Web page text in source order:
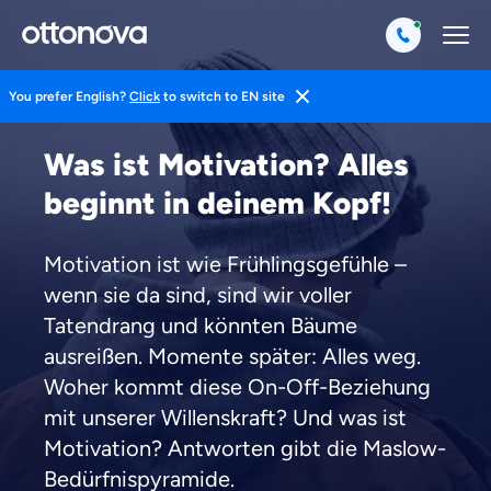
You prefer English? Click to switch to EN site
Gesund Leben
Was ist Motivation? Alles
beginnt in deinem Kopf!
Motivation ist wie Frühlingsgefühle –
wenn sie da sind, sind wir voller
Tatendrang und könnten Bäume
ausreißen. Momente später: Alles weg.
Woher kommt diese On-Off-Beziehung
mit unserer Willenskraft? Und was ist
Motivation? Antworten gibt die Maslow-
Bedürfnispyramide.